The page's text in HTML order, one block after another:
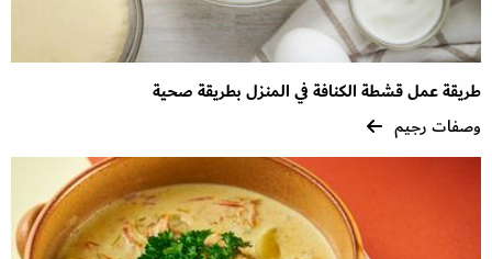
طريقة عمل قشطة الكنافة في المنزل بطريقة صحية
وصفات رجيم